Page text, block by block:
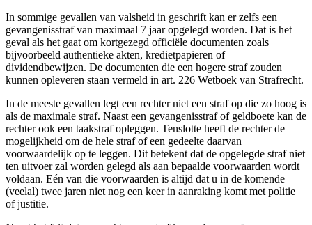
In sommige gevallen van valsheid in geschrift kan er zelfs een
gevangenisstraf van maximaal 7 jaar opgelegd worden. Dat is het
geval als het gaat om kortgezegd officiële documenten zoals
bijvoorbeeld authentieke akten, kredietpapieren of
dividendbewijzen. De documenten die een hogere straf zouden
kunnen opleveren staan vermeld in art. 226 Wetboek van Strafrecht.
In de meeste gevallen legt een rechter niet een straf op die zo hoog is
als de maximale straf. Naast een gevangenisstraf of geldboete kan de
rechter ook een taakstraf opleggen. Tenslotte heeft de rechter de
mogelijkheid om de hele straf of een gedeelte daarvan
voorwaardelijk op te leggen. Dit betekent dat de opgelegde straf niet
ten uitvoer zal worden gelegd als aan bepaalde voorwaarden wordt
voldaan. Eén van die voorwaarden is altijd dat u in de komende
(veelal) twee jaren niet nog een keer in aanraking komt met politie
of justitie.